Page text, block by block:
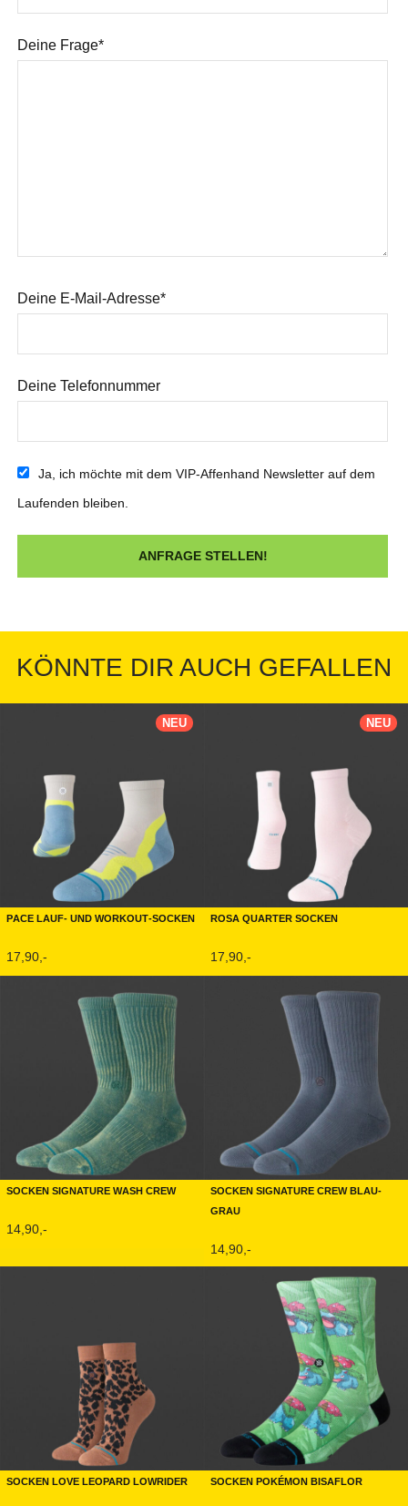
Deine Frage*
Deine E-Mail-Adresse*
Deine Telefonnummer
Ja, ich möchte mit dem VIP-Affenhand Newsletter auf dem
Laufenden bleiben.
KÖNNTE DIR AUCH GEFALLEN
NEU
Pace Lauf- und Workout-Socken
17,90,-
NEU
Rosa Quarter Socken
17,90,-
Socken Signature Wash Crew
14,90,-
Socken Signature Crew Blau-
Grau
14,90,-
Socken Love Leopard Lowrider Socken Pokémon Bisaflor